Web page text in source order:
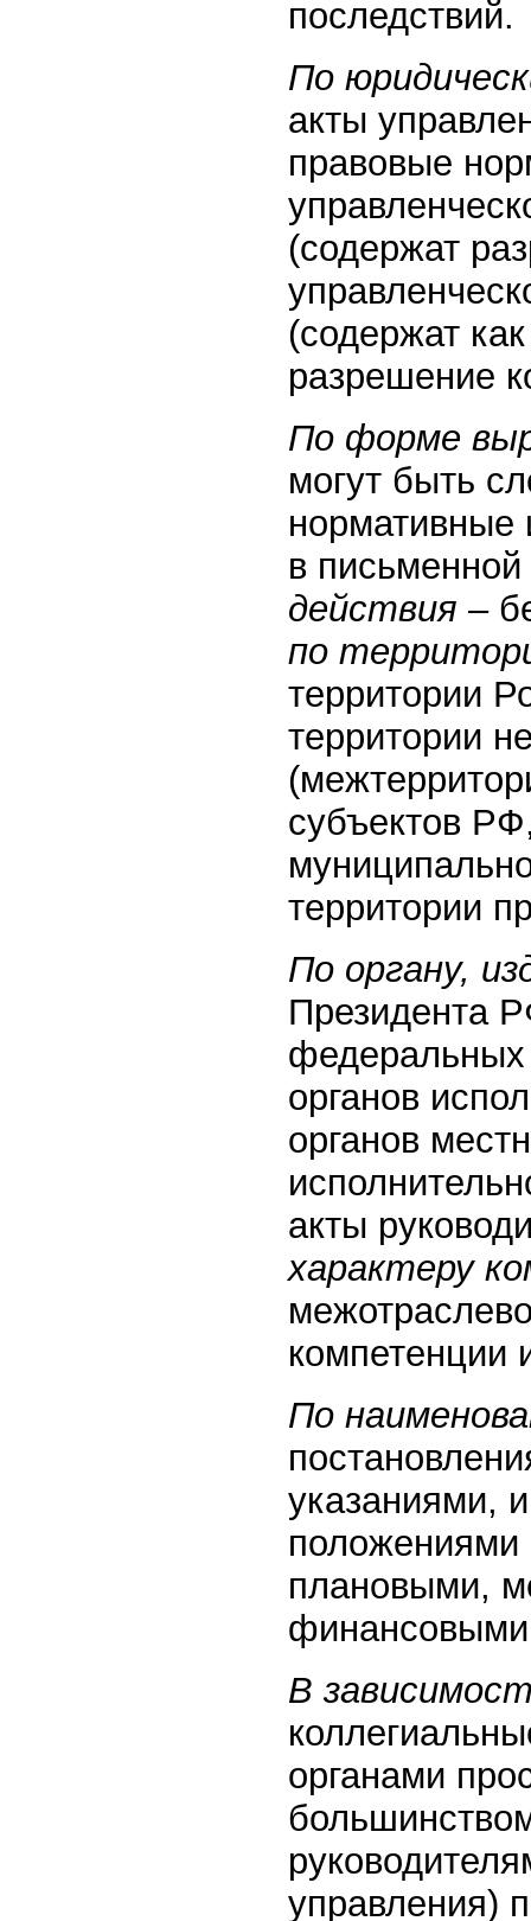
последствий.
По
акты
правовые
(содержат
(содержат
разрешение
По форме
могут быть
нормативные
в
действия –
по
территории
территории
субъектов
территории
По органу,
Президента
федеральных
органов
органов
акты
характеру
компетенции
По
указаниями,
плановыми,
В
органами
управления)